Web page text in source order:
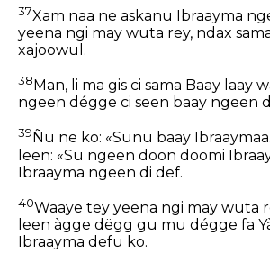
37Xam naa ne askanu Ibraayma
yeena ngi may wuta rey, ndax
xajoowul.
38 Man, li ma gis ci sama Baay laay
ngeen dégge ci seen baay ngeen
39 Ñu ne ko: «Sunu baay
leen: «Su ngeen doon doomi
Ibraayma ngeen di def.
40Waaye tey yeena ngi may wuta
leen àgge dëgg gu mu dégge fa
Ibraayma defu ko.